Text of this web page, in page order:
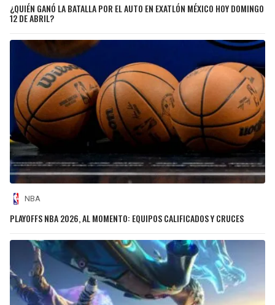
¿QUIÉN GANÓ LA BATALLA POR EL AUTO EN EXATLÓN MÉXICO HOY DOMINGO
12 DE ABRIL?
NBA
PLAYOFFS NBA 2026, AL MOMENTO: EQUIPOS CALIFICADOS Y CRUCES